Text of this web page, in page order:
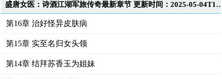
盛唐女医：诗酒江湖军旅传奇最新章节 更新
第16章 治好怪异皮肤病
第15章 实至名归女头领
第14章 结拜苏香玉为姐妹